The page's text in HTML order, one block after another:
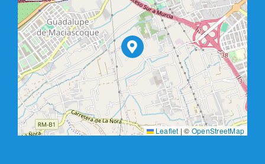
Leaflet |©OpenStreetMap